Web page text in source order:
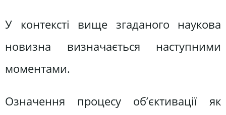
У контексті вище згаданого наукова
новизна визначається наступними
моментами.
Означення процесу об’єктивації як